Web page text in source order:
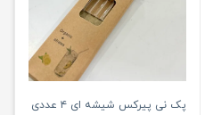
پک نی پیرکس شیشه ای ۴ عددی